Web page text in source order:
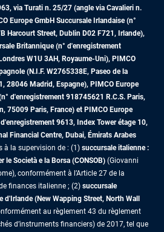
via Turati n. 25/27 (angle via Cavalieri n.
Europe GmbH Succursale Irlandaise (n°
Harcourt Street, Dublin D02 F721, Irlande),
Britannique (n° d'enregistrement
W1U 3AH, Royaume-Uni), PIMCO
(N.I.F. W2765338E, Paseo de la
28046 Madrid, Espagne), PIMCO Europe
d'enregistrement 918745621 R.C.S. Paris,
75009 Paris, France) et PIMCO Europe
9613, Index Tower étage 10,
Financial Centre, Dubai, Émirats Arabes
à la supervision de : (1) succursale italienne :
le Società e la Borsa (CONSOB) (Giovanni
conformément à l’Article 27 de la
finances italienne ; (2) succursale
d'Irlande (New Wapping Street, North Wall
au règlement 43 du règlement
d’instruments financiers) de 2017, tel que